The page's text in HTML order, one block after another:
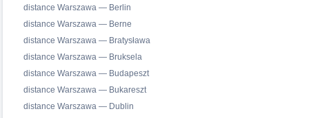
distance Warszawa — Berlin
distance Warszawa — Berne
distance Warszawa — Bratysława
distance Warszawa — Bruksela
distance Warszawa — Budapeszt
distance Warszawa — Bukareszt
distance Warszawa — Dublin